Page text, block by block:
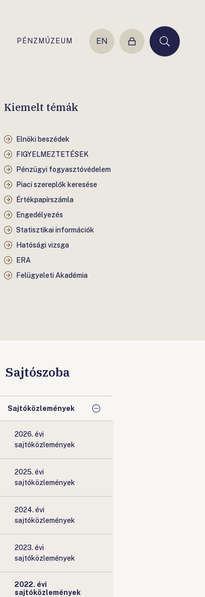
PÉNZMÚZEUM EN
Belépés Keresés
Kiemelt témák
Elnöki beszédek
FIGYELMEZTETÉSEK
Pénzügyi fogyasztóvédelem
Piaci szereplők keresése
Értékpapírszámla
Engedélyezés
Statisztikai információk
Hatósági vizsga
ERA
Felügyeleti Akadémia
Sajtószoba
Sajtóközlemények
2026. évi
sajtóközlemények
2025. évi
sajtóközlemények
2024. évi
sajtóközlemények
2023. évi
sajtóközlemények
2022. évi
sajtóközlemények